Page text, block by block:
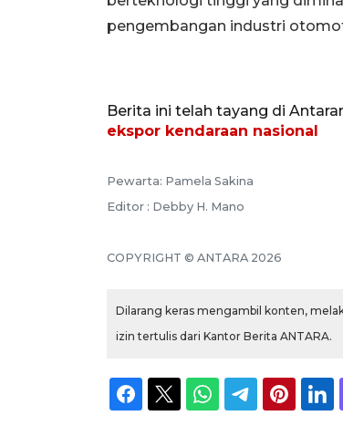
pengembangan industri
Berita ini telah tayang di
ekspor kendaraan nasional
Pewarta: Pamela Sakina
Editor : Debby H. Mano
COPYRIGHT © ANTARA 2026
Dilarang keras mengambil konten,
izin tertulis dari Kantor Berita ANTARA.